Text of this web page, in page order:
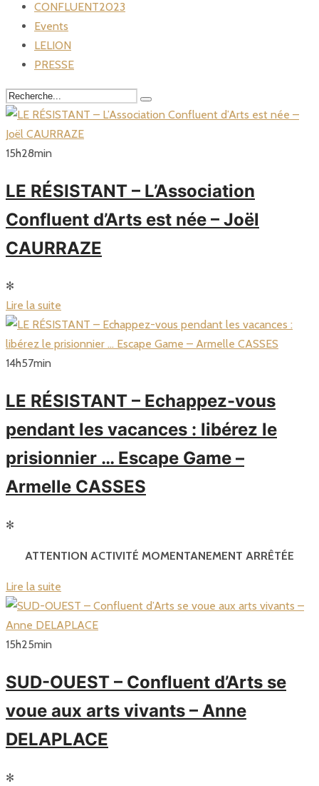
CONFLUENT2023
Events
LELION
PRESSE
15h28min
LE RÉSISTANT – L’Association
Confluent d’Arts est née – Joël
CAURRAZE
✻
Lire la suite
14h57min
LE RÉSISTANT – Echappez-vous
pendant les vacances : libérez le
prisionnier … Escape Game –
Armelle CASSES
✻
ATTENTION ACTIVITÉ MOMENTANEMENT ARRÊTÉE
Lire la suite
15h25min
SUD-OUEST – Confluent d’Arts se
voue aux arts vivants – Anne
DELAPLACE
✻